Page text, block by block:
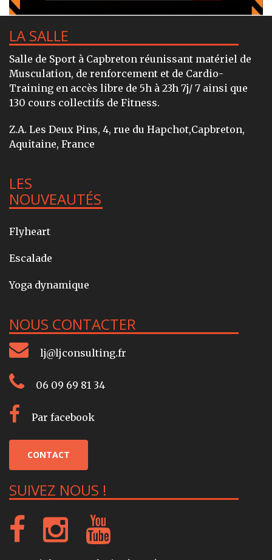
LA SALLE
Salle de Sport à Capbreton réunissant matériel de
Musculation, de renforcement et de Cardio-
Training en accès libre de 5h à 23h 7j/ 7 ainsi que
130 cours collectifs de Fitness.
Z.A. Les Deux Pins, 4, rue du Hapchot,Capbreton,
Aquitaine, France
LES
NOUVEAUTÉS
Flyheart
Escalade
Yoga dynamique
NOUS CONTACTER
lj@ljconsulting.fr
06 09 69 81 34
Par facebook
CONTACT
SUIVEZ NOUS !